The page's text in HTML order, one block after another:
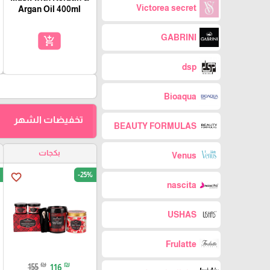
Victorea secret
GABRINI
dsp
Bioaqua
BEAUTY FORMULAS
Venus
nascita
USHAS
Frulatte
Argan Oil 400ml
add_shopping_cart
تخفيضات الشهر
بكجات
favorite_border -25%
155 ₪ 116 ₪